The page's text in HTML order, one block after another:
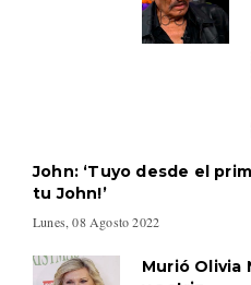
John: ‘Tuyo desde el
tu John!’
Lunes, 08 Agosto 2022
Murió Olivia